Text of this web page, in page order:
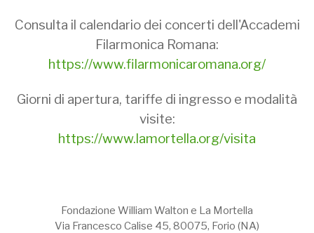
Consulta il calendario dei concerti dell'Accademi
Filarmonica Romana:
https://www.filarmonicaromana.org/
Giorni di apertura, tariffe di ingresso e modalità
visite:
https://www.lamortella.org/visita
Fondazione William Walton e La Mortella
Via Francesco Calise 45, 80075, Forio (NA)